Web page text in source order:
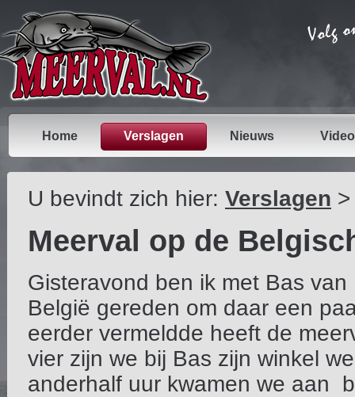
Home Verslagen Nieuws
U bevindt zich hier: Verslagen
Meerval op de
Gisteravond ben ik met Bas
België gereden om daar een
eerder vermeldde heeft de
vier zijn we bij Bas zijn winkel
anderhalf uur kwamen we aan